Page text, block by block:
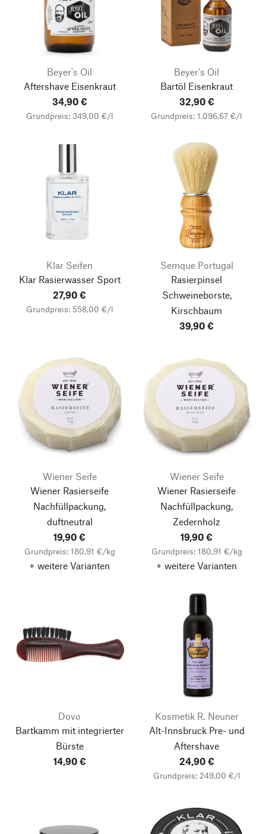
Beyer's Oil
Aftershave Eisenkraut
34,90 €
Grundpreis: 349,00 €/l
Beyer's Oil
Bartöl Eisenkraut
32,90 €
Grundpreis: 1.096,67 €/l
Klar Seifen
Klar Rasierwasser Sport
27,90 €
Grundpreis: 558,00 €/l
Semque Portugal
Rasierpinsel
Schweineborste,
Kirschbaum
39,90 €
Wiener Seife
Wiener Rasierseife
Nachfüllpackung,
duftneutral
19,90 €
Grundpreis: 180,91 €/kg
+ weitere Varianten
Wiener Seife
Wiener Rasierseife
Nachfüllpackung,
Zedernholz
19,90 €
Grundpreis: 180,91 €/kg
+ weitere Varianten
Dovo
Bartkamm mit integrierter
Bürste
14,90 €
Kosmetik R. Neuner
Alt-Innsbruck Pre- und
Aftershave
24,90 €
Grundpreis: 249,00 €/l